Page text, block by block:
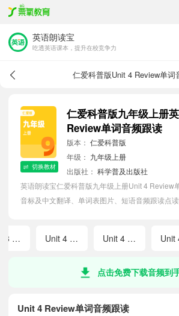
英语朗读宝
吃透英语课本，提升在校竞争力
仁爱科普版Unit 4 Review单词
切换教材
仁爱科普版九年级上册
Review单词音频跟读
版本： 仁爱科普版
年级： 九年级上册
出版社： 科学普及出版社
英语朗读宝仁爱科普版九年级上册Unit 4 Review
音标及中文翻译、单词表图片、短语音频跟读点
Unit 3 Review Unit 4 Topic 1 Amazing Science Unit 4 Topic 2 Amazing Science
点击免费下载音频到
Unit 4 Review单词音频跟读